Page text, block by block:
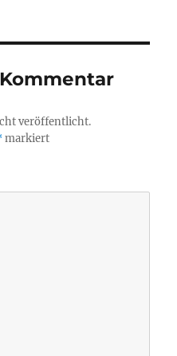
veröffentlicht.
markiert